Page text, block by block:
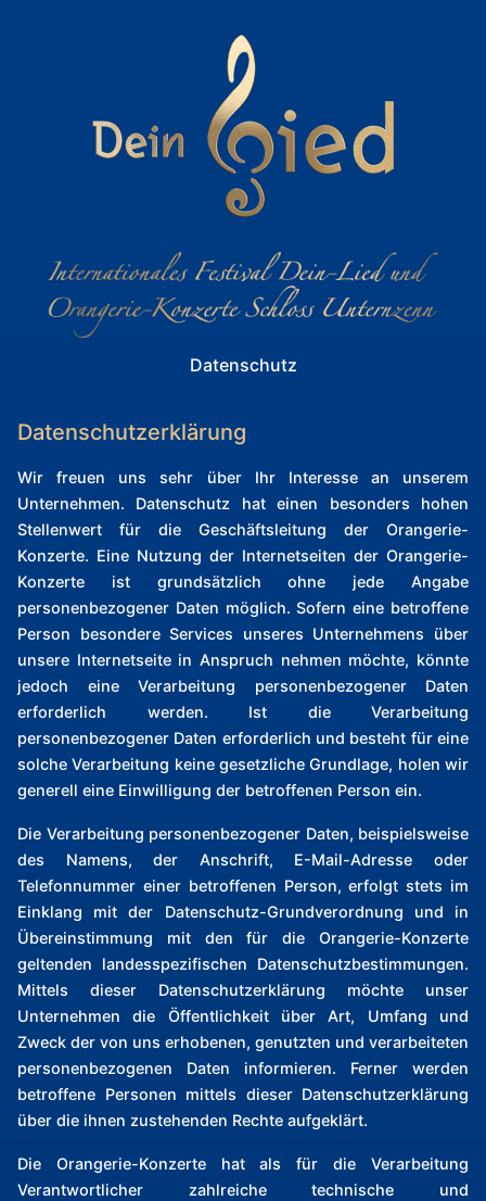
Datenschutz
Datenschutzerklärung
Wir freuen uns sehr über Ihr Interesse an unserem
Unternehmen. Datenschutz hat einen besonders hohen
Stellenwert für die Geschäftsleitung der Orangerie-
Konzerte. Eine Nutzung der Internetseiten der Orangerie-
Konzerte ist grundsätzlich ohne jede Angabe
personenbezogener Daten möglich. Sofern eine betroffene
Person besondere Services unseres Unternehmens über
unsere Internetseite in Anspruch nehmen möchte, könnte
jedoch eine Verarbeitung personenbezogener Daten
erforderlich werden. Ist die Verarbeitung
personenbezogener Daten erforderlich und besteht für eine
solche Verarbeitung keine gesetzliche Grundlage, holen wir
generell eine Einwilligung der betroffenen Person ein.
Die Verarbeitung personenbezogener Daten, beispielsweise
des Namens, der Anschrift, E-Mail-Adresse oder
Telefonnummer einer betroffenen Person, erfolgt stets im
Einklang mit der Datenschutz-Grundverordnung und in
Übereinstimmung mit den für die Orangerie-Konzerte
geltenden landesspezifischen Datenschutzbestimmungen.
Mittels dieser Datenschutzerklärung möchte unser
Unternehmen die Öffentlichkeit über Art, Umfang und
Zweck der von uns erhobenen, genutzten und verarbeiteten
personenbezogenen Daten informieren. Ferner werden
betroffene Personen mittels dieser Datenschutzerklärung
über die ihnen zustehenden Rechte aufgeklärt.
Die Orangerie-Konzerte hat als für die Verarbeitung
Verantwortlicher zahlreiche technische und